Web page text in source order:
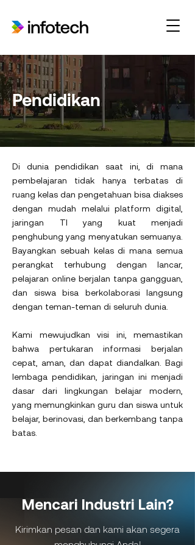
Pendidikan
Di dunia pendidikan saat ini, di mana
pembelajaran tidak hanya terbatas di
ruang kelas dan pengetahuan bisa diakses
dengan mudah melalui platform digital,
jaringan TI yang kuat menjadi
penghubung yang menyatukan semuanya.
Bayangkan sebuah kelas di mana semua
perangkat terhubung dengan lancar,
pelajaran online berjalan tanpa gangguan,
dan siswa bisa berkolaborasi langsung
dengan teman-teman di seluruh dunia.
Kami mewujudkan visi ini, memastikan
bahwa pertukaran informasi berjalan
cepat, aman, dan dapat diandalkan. Bagi
lembaga pendidikan, jaringan ini menjadi
dasar dari lingkungan belajar modern,
yang memungkinkan guru dan siswa untuk
belajar, berinovasi, dan berkembang tanpa
batas.
Mencari Industri Lain?
Kirimkan pesan dan kami akan segera